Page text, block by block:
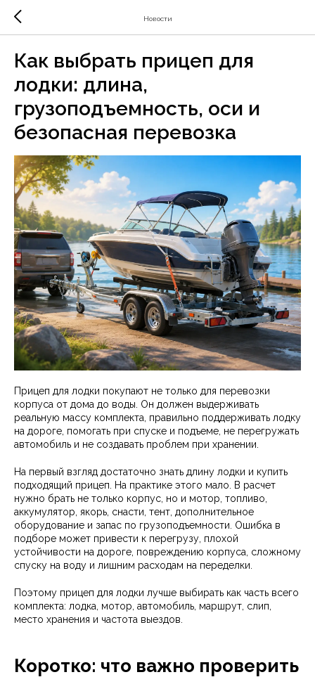
Новости
Как выбрать прицеп для
лодки: длина,
грузоподъемность, оси и
безопасная перевозка
Прицеп для лодки покупают не только для перевозки
корпуса от дома до воды. Он должен выдерживать
реальную массу комплекта, правильно поддерживать лодку
на дороге, помогать при спуске и подъеме, не перегружать
автомобиль и не создавать проблем при хранении.
На первый взгляд достаточно знать длину лодки и купить
подходящий прицеп. На практике этого мало. В расчет
нужно брать не только корпус, но и мотор, топливо,
аккумулятор, якорь, снасти, тент, дополнительное
оборудование и запас по грузоподъемности. Ошибка в
подборе может привести к перегрузу, плохой
устойчивости на дороге, повреждению корпуса, сложному
спуску на воду и лишним расходам на переделки.
Поэтому прицеп для лодки лучше выбирать как часть всего
комплекта: лодка, мотор, автомобиль, маршрут, слип,
место хранения и частота выездов.
Коротко: что важно проверить